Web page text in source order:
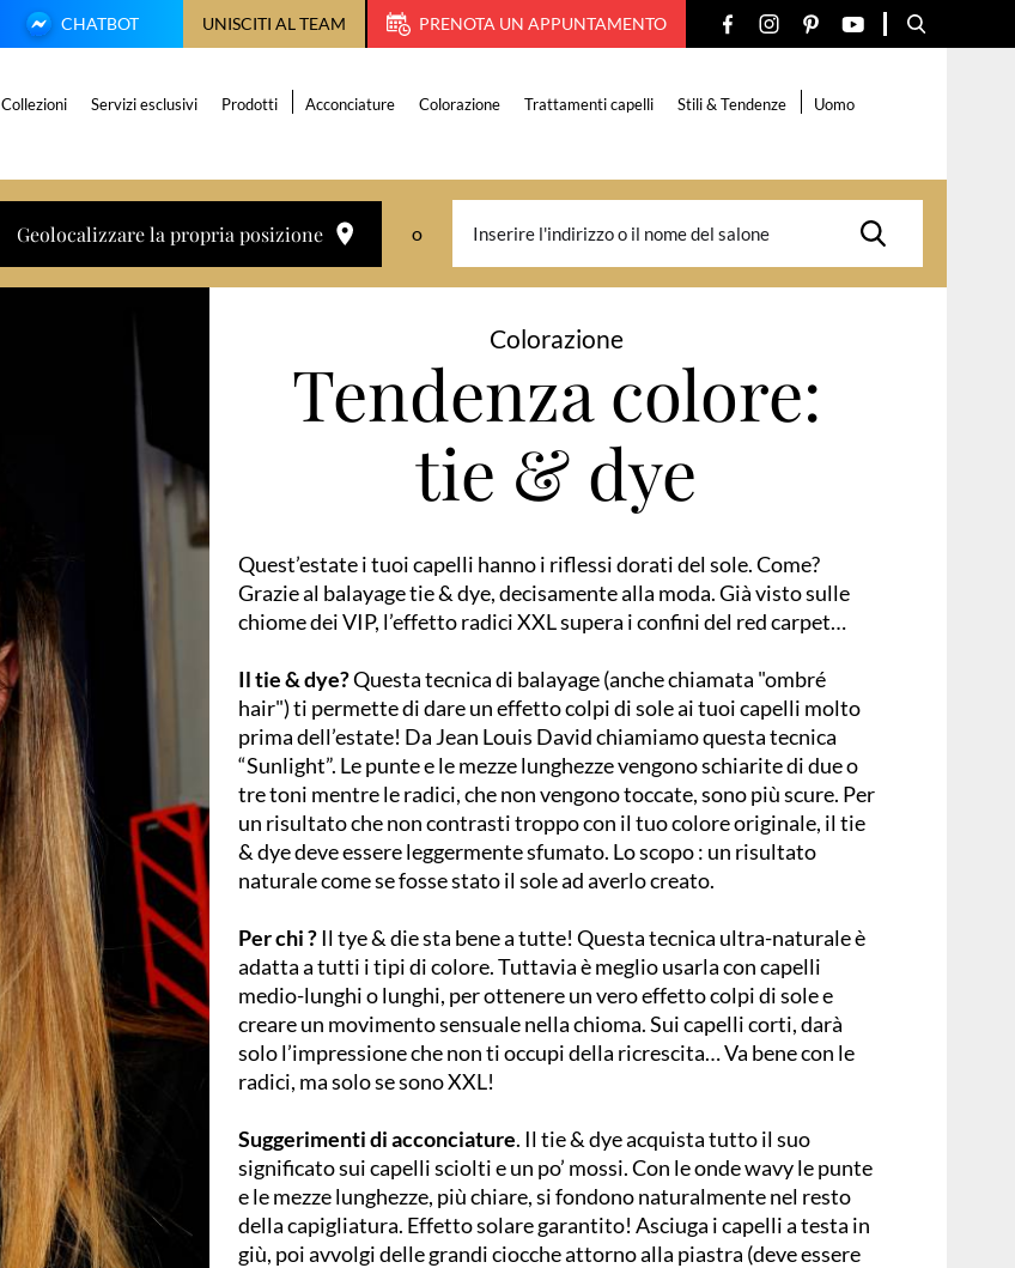
CHATBOT UNISCITI AL TEAM PRENOTA UN APPUNTAMENTO
Collezioni Servizi esclusivi Prodotti Acconciature Colorazione Trattamenti capelli Stili & Tendenze Uomo
Geolocalizzare la propria posizione o
Colorazione
Tendenza colore:
tie & dye
Quest’estate i tuoi capelli hanno i riflessi dorati del sole. Come?
Grazie al balayage tie & dye, decisamente alla moda. Già visto sulle
chiome dei VIP, l’effetto radici XXL supera i confini del red carpet…
Il tie & dye?Questa tecnica di balayage (anche chiamata "ombré
hair") ti permette di dare un effetto colpi di sole ai tuoi capelli molto
prima dell’estate! Da Jean Louis David chiamiamo questa tecnica
“Sunlight”. Le punte e le mezze lunghezze vengono schiarite di due o
tre toni mentre le radici, che non vengono toccate, sono più scure. Per
un risultato che non contrasti troppo con il tuo colore originale, il tie
& dye deve essere leggermente sfumato. Lo scopo : un risultato
naturale come se fosse stato il sole ad averlo creato.
Per chi ?Il tye & die sta bene a tutte! Questa tecnica ultra-naturale è
adatta a tutti i tipi di colore. Tuttavia è meglio usarla con capelli
medio-lunghi o lunghi, per ottenere un vero effetto colpi di sole e
creare un movimento sensuale nella chioma. Sui capelli corti, darà
solo l’impressione che non ti occupi della ricrescita… Va bene con le
radici, ma solo se sono XXL!
Suggerimenti di acconciature. Il tie & dye acquista tutto il suo
significato sui capelli sciolti e un po’ mossi. Con le onde wavy le punte
e le mezze lunghezze, più chiare, si fondono naturalmente nel resto
della capigliatura. Effetto solare garantito! Asciuga i capelli a testa in
giù, poi avvolgi delle grandi ciocche attorno alla piastra (deve essere